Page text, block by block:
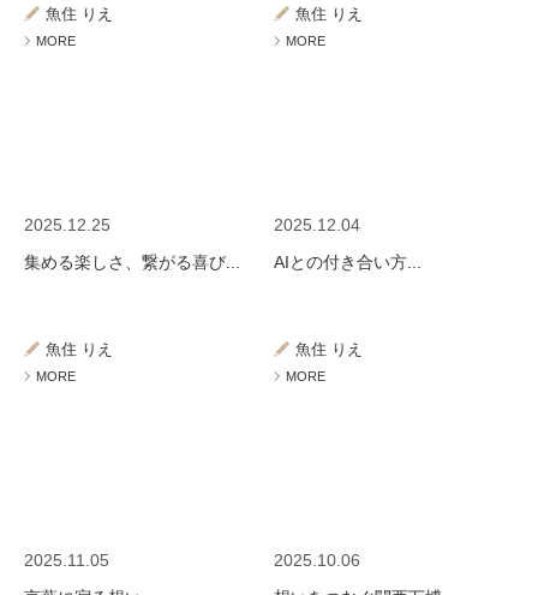
魚住 りえ
MORE
魚住 りえ
MORE
2025.12.25
集める楽しさ、繋がる喜び...
魚住 りえ
MORE
2025.12.04
AIとの付き合い方...
魚住 りえ
MORE
2025.11.05
2025.10.06